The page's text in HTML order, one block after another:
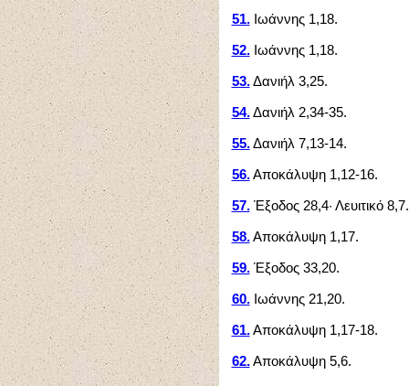
51.Ιωάννης 1,18.
52.Ιωάννης 1,18.
53.Δανιήλ 3,25.
54.Δανιήλ 2,34-35.
55.Δανιήλ 7,13-14.
56.Αποκάλυψη 1,12-16.
57.Έξοδος 28,4· Λευιτικό 8,7.
58.Αποκάλυψη 1,17.
59.Έξοδος 33,20.
60.Ιωάννης 21,20.
61.Αποκάλυψη 1,17-18.
62.Αποκάλυψη 5,6.